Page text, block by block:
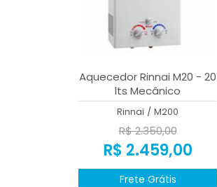
Aquecedor Rinnai M20 - 20
lts Mecânico
Rinnai / M200
R$ 2.350,00
R$ 2.459,00
Frete Grátis